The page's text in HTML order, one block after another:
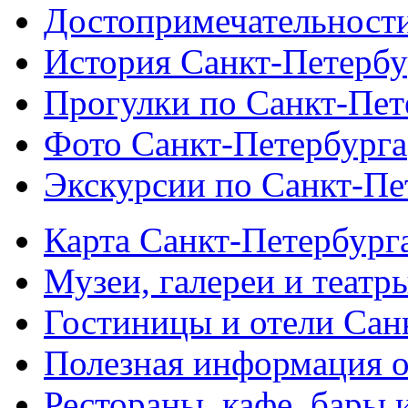
История Санкт-
Прогулки по Санкт-
Фото Санкт-Петербурга
Экскурсии по Санкт-
Карта Санкт-
Музеи, галереи и
Гостиницы и отели
Полезная информация